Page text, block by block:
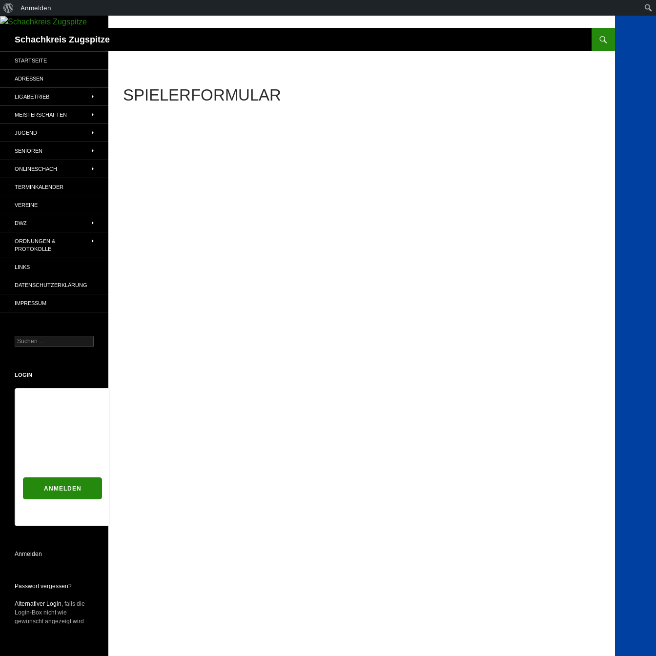
Über
WordPress
Anmelden
Schachkreis Zugspitze
SPIELERFORMULAR
STARTSEITE
ADRESSEN
LIGABETRIEB
MEISTERSCHAFTEN
JUGEND
SENIOREN
ONLINESCHACH
TERMINKALENDER
VEREINE
DWZ
ORDNUNGEN &
PROTOKOLLE
LINKS
DATENSCHUTZERKLÄRUNG
IMPRESSUM
Suchen
nach:
LOGIN
Anmelden
Passwort vergessen?
Alternativer Login , falls die
Login-Box nicht wie
gewünscht angezeigt wird